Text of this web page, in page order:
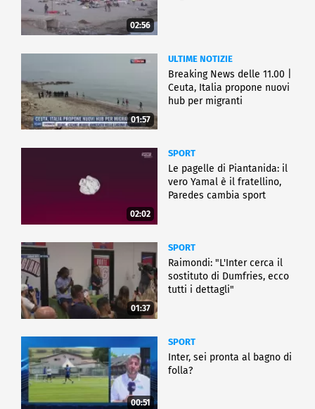
02:56
01:57
ULTIME NOTIZIE
Breaking News delle 11.00 |
Ceuta, Italia propone nuovi
hub per migranti
02:02
SPORT
Le pagelle di Piantanida: il
vero Yamal è il fratellino,
Paredes cambia sport
01:37
SPORT
Raimondi: "L'Inter cerca il
sostituto di Dumfries, ecco
tutti i dettagli"
00:51
SPORT
Inter, sei pronta al bagno di
folla?